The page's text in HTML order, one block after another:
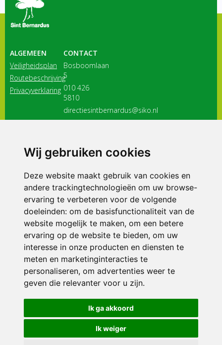
Wij gebruiken cookies
Deze website maakt gebruik van cookies en
andere trackingtechnologieën om uw browse-
ervaring te verbeteren voor de volgende
doeleinden: om de basisfunctionaliteit van de
website mogelijk te maken, om een betere
ervaring op de website te bieden, om uw
interesse in onze producten en diensten te
meten en marketinginteracties te
personaliseren, om advertenties weer te
geven die relevanter voor u zijn.
Ik ga akkoord
Ik weiger
ALGEMEEN
Veiligheidsplan
Routebeschrijving
Privacyverklaring
CONTACT
Bosboomlaan
5
010 426
5810
directiesintbernardus@siko.nl
3116 JB
ONDERDEEL VAN
© 2026 Sint Bernardus | Alle rechten voorbehouden
Privacy policy|Disclaimer| Klachtenregeling|RSIN en Anbi
voorkeuren
Crealisatie The MindOffice